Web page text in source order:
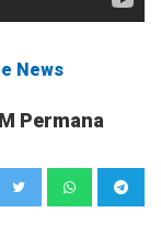
News
Permana